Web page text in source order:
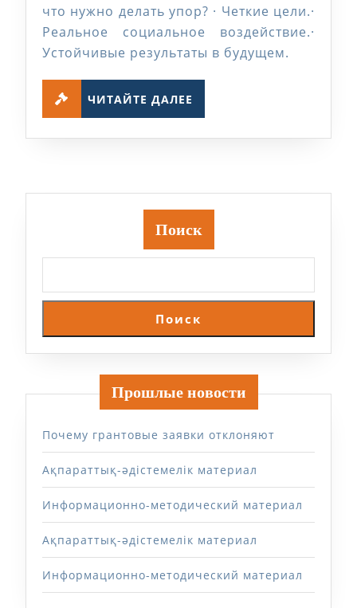
что нужно делать упор? · Четкие цели.·
Реальное социальное воздействие.·
Устойчивые результаты в будущем.
ЧИТАЙТЕ ДАЛЕЕ
Поиск
Поиск
Прошлые новости
Почему грантовые заявки отклоняют
Ақпараттық-әдістемелік материал
Информационно-методический материал
Ақпараттық-әдістемелік материал
Информационно-методический материал